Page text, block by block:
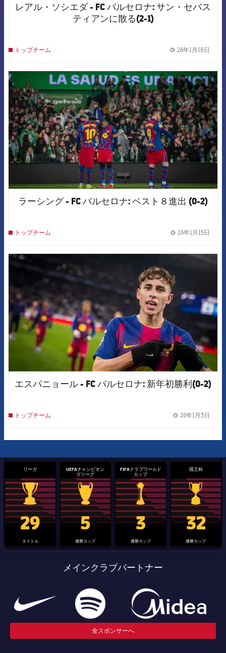
レアル・ソシエダ - FC バルセロナ: サン・セバス
ティアンに散る(2-1)
トップチーム 26年1月18日
FCB Barcelona badge
ラーシング - FC バルセロナ: ベスト８進出 (0-2)
トップチーム 26年1月15日
FCB Barcelona badge
エスパニョール - FC バルセロナ: 新年初勝利(0-2)
トップチーム 26年1月3日
リーガ
La Liga trophy
29
タイトル
UEFAチャンピオン
ズリーグ
Champions League trophy
5
優勝カップ
FIFAクラブワールド
カップ
label.aria.clubworldcup
3
優勝カップ
国王杯
国王杯
32
優勝カップ
メインクラブパートナー
全スポンサーへ